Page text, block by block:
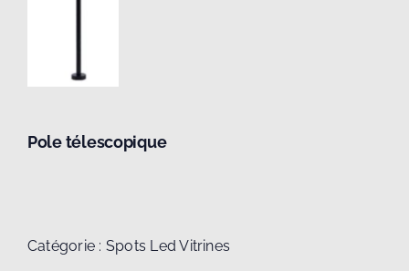
Pole télescopique
Catégorie : Spots Led Vitrines